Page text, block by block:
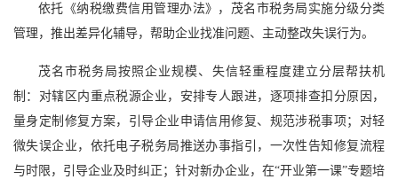
依托《纳税缴费信用管理办法》，茂名市税务局实施分级分类
管理，推出差异化辅导，帮助企业找准问题、主动整改失误行为。
茂名市税务局按照企业规模、失信轻重程度建立分层帮扶机
制：对辖区内重点税源企业，安排专人跟进，逐项排查扣分原因，
量身定制修复方案，引导企业申请信用修复、规范涉税事项；对轻
微失误企业，依托电子税务局推送办事指引，一次性告知修复流程
与时限，引导企业及时纠正；针对新办企业，在“开业第一课”专题培